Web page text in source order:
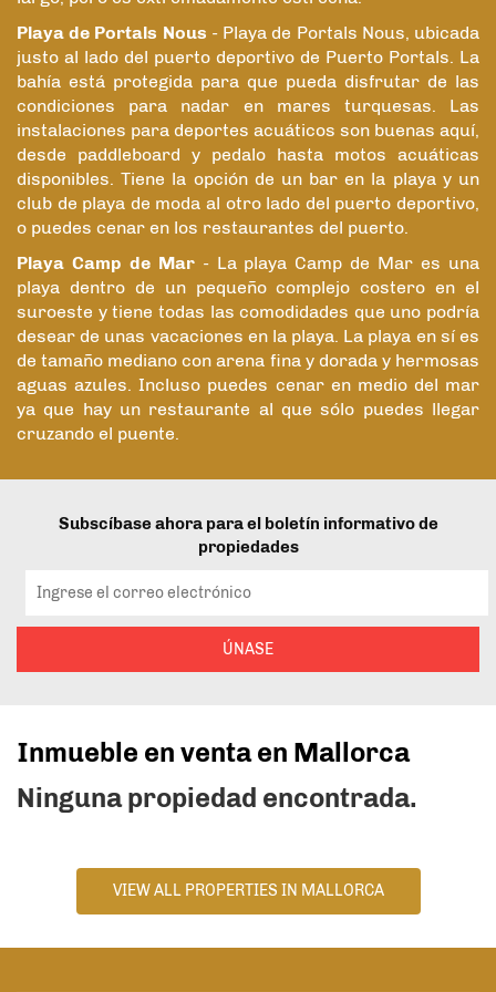
Playa de Portals Nous - Playa de Portals Nous, ubicada
justo al lado del puerto deportivo de Puerto Portals. La
bahía está protegida para que pueda disfrutar de las
condiciones para nadar en mares turquesas. Las
instalaciones para deportes acuáticos son buenas aquí,
desde paddleboard y pedalo hasta motos acuáticas
disponibles. Tiene la opción de un bar en la playa y un
club de playa de moda al otro lado del puerto deportivo,
o puedes cenar en los restaurantes del puerto.
Playa Camp de Mar- La playa Camp de Mar es una
playa dentro de un pequeño complejo costero en el
suroeste y tiene todas las comodidades que uno podría
desear de unas vacaciones en la playa. La playa en sí es
de tamaño mediano con arena fina y dorada y hermosas
aguas azules. Incluso puedes cenar en medio del mar
ya que hay un restaurante al que sólo puedes llegar
cruzando el puente.
Subscíbase ahora para el boletín informativo de
propiedades
ÚNASE
Inmueble en venta en Mallorca
Ninguna propiedad encontrada.
VIEW ALL PROPERTIES IN MALLORCA